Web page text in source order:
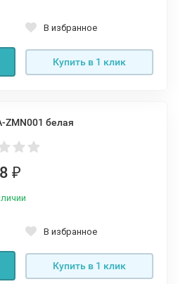
В избранное
Купить в 1 клик
ZMN001 белая
₽
В избранное
Купить в 1 клик